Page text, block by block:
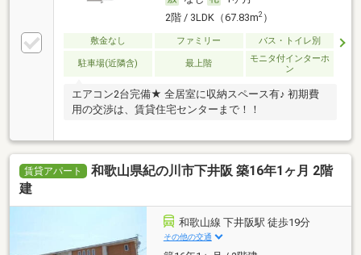
2階 / 3LDK（67.83m2）
敷金なし ファミリー バス・トイレ別
駐車場(近隣含) 最上階
モニタ付インターホ
ン
エアコン2台完備★ 全居室に収納スペース有♪ 初期費
用の交渉は、賃貸住宅センターまで！！
賃貸アパート
和歌山県紀の川市下井阪 築16年1ヶ月 2階
建
和歌山線 下井阪駅 徒歩19分
その他の交通